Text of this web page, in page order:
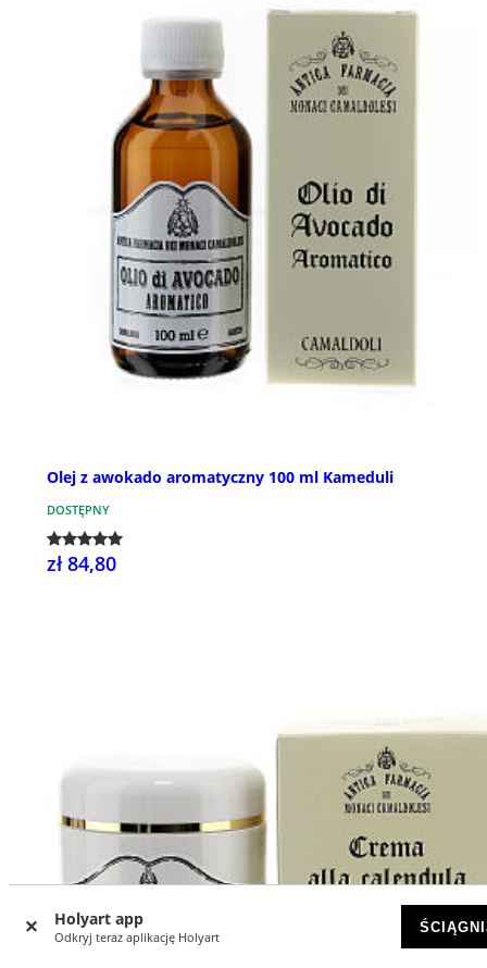
Holyart app
Odkryj teraz aplikację Holyart
Olej z awokado aromatyczny 100 ml Kameduli
DOSTĘPNY
zł 84,80